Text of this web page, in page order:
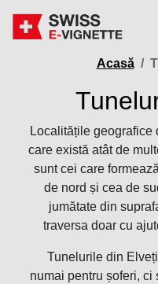
Acasă
Localitățile geografice
care există atât de
sunt cei care
de nord și cea de
jumătate din
traversa doar cu
Tunelurile din
numai pentru șoferi, ci